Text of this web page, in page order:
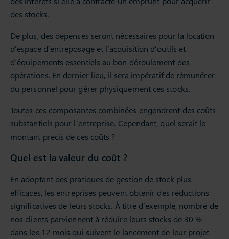
des stocks.
De plus, des dépenses seront nécessaires pour la location
d’espace d’entreposage et l’acquisition d’outils et
d’équipements essentiels au bon déroulement des
opérations. En dernier lieu, il sera impératif de rémunérer
du personnel pour gérer physiquement ces stocks.
Toutes ces composantes combinées engendrent des coûts
substantiels pour l’entreprise. Cependant, quel serait le
montant précis de ces coûts ?
Quel est la valeur du coût ?
En adoptant des pratiques de gestion de stock plus
efficaces, les entreprises peuvent obtenir des réductions
significatives de leurs stocks. À titre d’exemple, nombre de
nos clients parviennent à réduire leurs stocks de 30 %
dans les 12 mois qui suivent le lancement de leur projet